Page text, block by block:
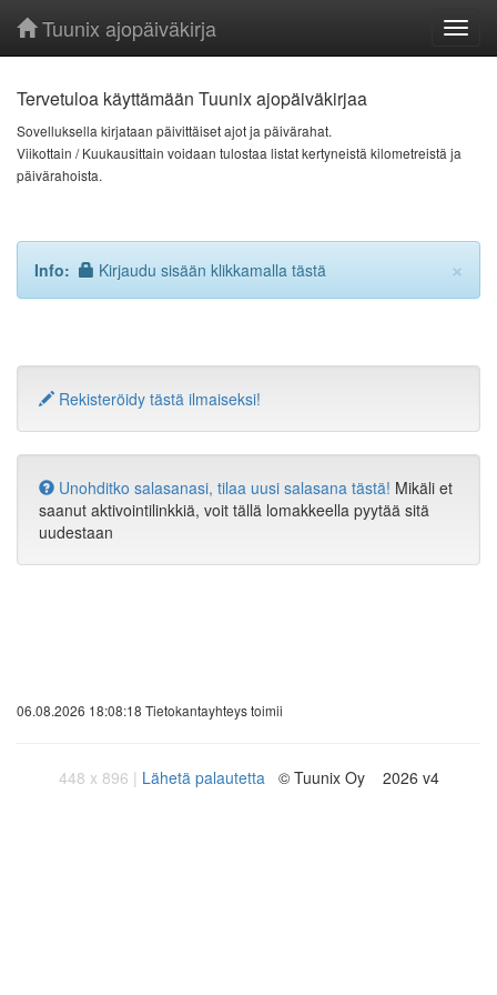
Tuunix ajopäiväkirja
Tervetuloa käyttämään Tuunix ajopäiväkirjaa
Sovelluksella kirjataan päivittäiset ajot ja päivärahat.
Viikottain / Kuukausittain voidaan tulostaa listat kertyneistä kilometreistä ja
päivärahoista.
×
Info: Kirjaudu sisään klikkamalla tästä
Rekisteröidy tästä ilmaiseksi!
Unohditko salasanasi, tilaa uusi salasana tästä! Mikäli et
saanut aktivointilinkkiä, voit tällä lomakkeella pyytää sitä
uudestaan
06.08.2026 18:08:18 Tietokantayhteys toimii
448 x 896 | Lähetä palautetta© Tuunix Oy 2026 v4